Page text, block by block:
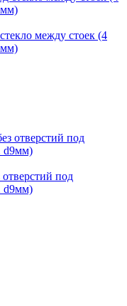
между стоек (4
под
d9мм)